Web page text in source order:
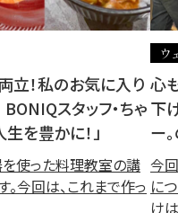
立！私のお気に入り
スタッフ・ちゃ
を豊かに！」
を使った料理教室の講
。今回は、これまで作っ
ウ
心
下
ー
今
に
け